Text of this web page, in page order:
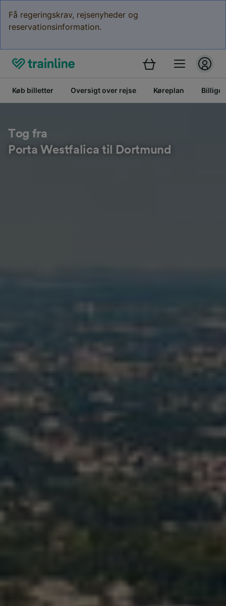
Få regeringskrav, rejsenyheder og
reservationsinformation.
Køb billetter Oversigt over rejse Køreplan Billige
Tog fra
Porta Westfalica til Dortmund